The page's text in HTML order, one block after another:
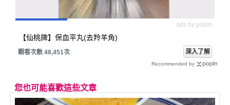
ads by popIn
【仙桃牌】保血平丸(去羚羊角)
觀看次數 48,451次 深入了解
Recommended by
您也可能喜歡這些文章